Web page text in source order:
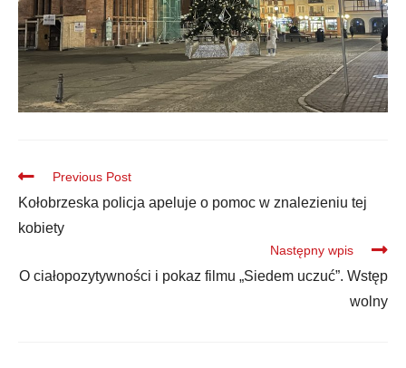
Previous Post
Kołobrzeska policja apeluje o pomoc w znalezieniu tej
kobiety
Następny wpis
O ciałopozytywności i pokaz filmu „Siedem uczuć”. Wstęp
wolny